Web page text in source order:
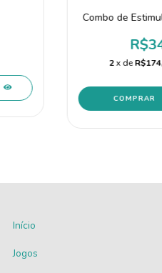
Combo de
2x de
Início
Jogos